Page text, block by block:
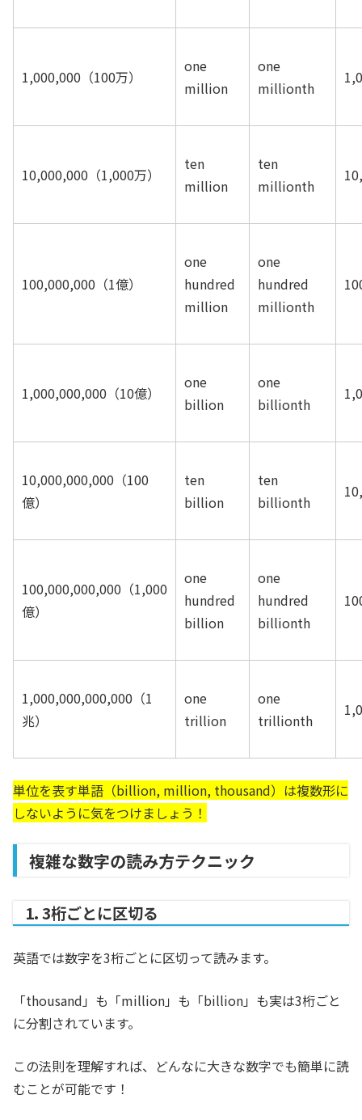
1,000,000 （100万）
one
million
one
millionth
10,000,000 （1,000万）
ten
million
ten
millionth
100,000,000 （1億）
one
hundred
million
one
hundred
millionth
1,000,000,000 （10億）
one
billion
one
billionth
10,000,000,000 （100
億）
ten
billion
ten
billionth
100,000,000,000 （1,000
億）
one
hundred
billion
one
hundred
billionth
1,000,000,000,000 （1
兆）
one
trillion
one
trillionth
単位を表す単語（billion, million, thousand）は複数形に
しないように気をつけましょう！
複雑な数字の読み方テクニック
1. 3桁ごとに区切る
英語では数字を3桁ごとに区切って読みます。
「thousand」も「million」も「billion」も実は3桁ごと
に分割されています。
この法則を理解すれば、どんなに大きな数字でも簡単に読
むことが可能です！